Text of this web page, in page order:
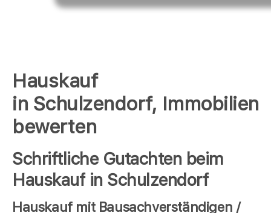
Hauskauf
in Schulzendorf, Immobilien
bewerten
Schriftliche Gutachten beim
Hauskauf in Schulzendorf
Hauskauf mit Bausachverständigen /